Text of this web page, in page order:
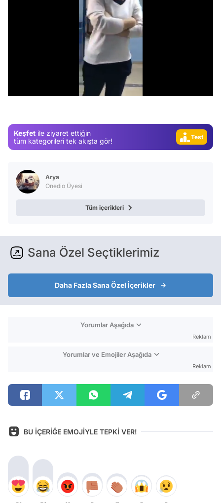
Keşfet ile ziyaret ettiğin
tüm kategorileri tek akışta gör!
Test
Arya
Onedio Üyesi
Tüm içerikleri
Sana Özel Seçtiklerimiz
Daha Fazla Sana Özel İçerikler
Yorumlar Aşağıda
Reklam
Yorumlar ve Emojiler Aşağıda
Reklam
BU İÇERİĞE EMOJİYLE TEPKİ VER!